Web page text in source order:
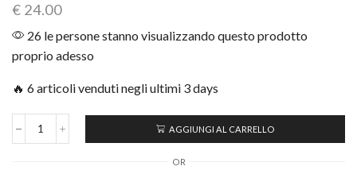
€ 24.00
26 le persone stanno visualizzando questo prodotto
proprio adesso
🔥 6 articoli venduti negli ultimi 3 days
AGGIUNGI AL CARRELLO
OR